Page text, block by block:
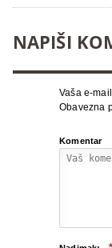
NAPIŠI
Vaša e-
Obavezna
Komentar